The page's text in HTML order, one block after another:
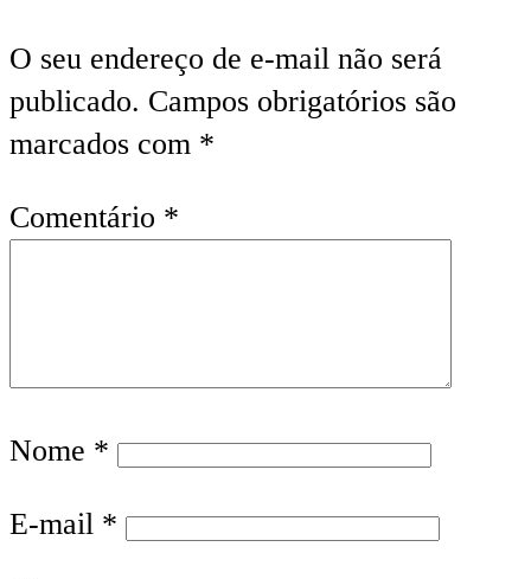
O seu endereço de e-mail não será
publicado. Campos obrigatórios são
marcados com *
Comentário *
Nome *
E-mail *